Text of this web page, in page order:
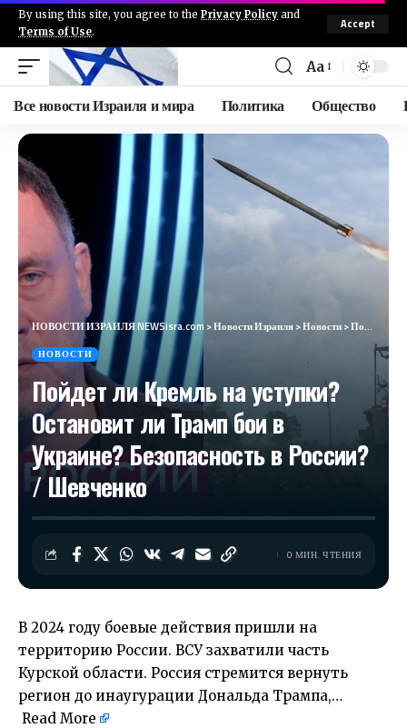
By using this site, you agree to the Privacy Policy and
Terms of Use.
Accept
Aa
Все новости Израиля и мира Политика Общество
НОВОСТИ ИЗРАИЛЯ NEWSisra.com >Новости Израиля>Новости>Пойдет ли Кремль на уступки? Остановит ли Трамп бои в Украине? Безопасность в России? / Шевченко
НОВОСТИ
Пойдет ли Кремль на уступки?
Остановит ли Трамп бои в
Украине? Безопасность в России?
/ Шевченко
0 МИН. ЧТЕНИЯ
В 2024 году боевые действия пришли на
территорию России. ВСУ захватили часть
Курской области. Россия стремится вернуть
регион до инаугурации Дональда Трампа,…
Read More